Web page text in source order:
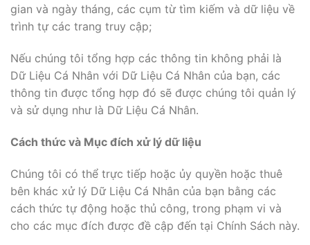
gian và ngày tháng, các cụm từ tìm kiếm và dữ liệu về
trình tự các trang truy cập;
Nếu chúng tôi tổng hợp các thông tin không phải là
Dữ Liệu Cá Nhân với Dữ Liệu Cá Nhân của bạn, các
thông tin được tổng hợp đó sẽ được chúng tôi quản lý
và sử dụng như là Dữ Liệu Cá Nhân.
Cách thức và Mục đích xử lý dữ liệu
Chúng tôi có thể trực tiếp hoặc ủy quyền hoặc thuê
bên khác xử lý Dữ Liệu Cá Nhân của bạn bằng các
cách thức tự động hoặc thủ công, trong phạm vi và
cho các mục đích được đề cập đến tại Chính Sách này.